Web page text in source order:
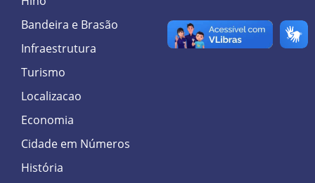
Bandeira e Brasão
Infraestrutura
Turismo
Localizacao
Economia
Cidade em Números
História